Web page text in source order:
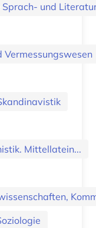
und
Mittellatein...